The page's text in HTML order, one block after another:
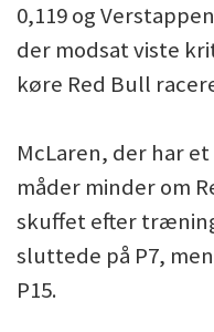
0,119 og
der modsat viste
køre Red Bull
McLaren, der har
måder minder om
skuffet efter
sluttede på P7,
P15.